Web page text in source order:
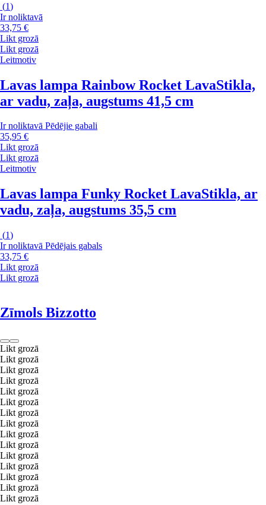
(1)
Ir noliktavā
33,75 €
Likt grozā
Likt grozā
Leitmotiv
Lavas lampa Rainbow Rocket LavaStikla,
ar vadu, zaļa, augstums 41,5 cm
Ir noliktavā Pēdējie gabali
35,95 €
Likt grozā
Likt grozā
Leitmotiv
Lavas lampa Funky Rocket LavaStikla, ar
vadu, zaļa, augstums 35,5 cm
(1)
Ir noliktavā Pēdējais gabals
33,75 €
Likt grozā
Likt grozā
Zīmols Bizzotto
Likt grozā
Likt grozā
Likt grozā
Likt grozā
Likt grozā
Likt grozā
Likt grozā
Likt grozā
Likt grozā
Likt grozā
Likt grozā
Likt grozā
Likt grozā
Likt grozā
Likt grozā